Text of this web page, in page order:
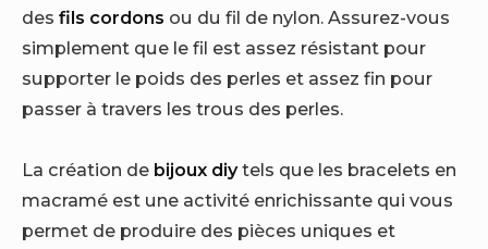
des fils cordons ou du fil de nylon. Assurez-vous
simplement que le fil est assez résistant pour
supporter le poids des perles et assez fin pour
passer à travers les trous des perles.
La création de bijoux diytels que les bracelets en
macramé est une activité enrichissante qui vous
permet de produire des pièces uniques et